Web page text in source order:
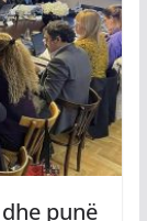
punë